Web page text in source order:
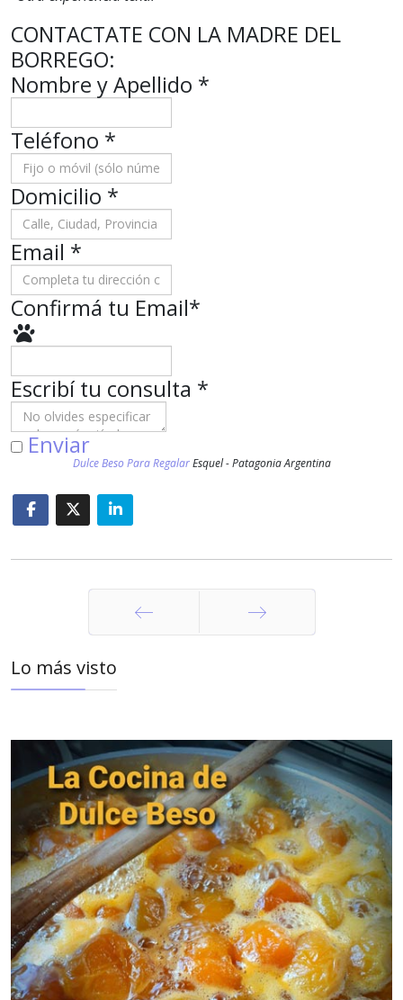
CONTACTATE CON LA MADRE DEL
BORREGO:
Nombre y Apellido *
Teléfono *
Domicilio *
Email *
Confirmá tu Email*
Escribí tu consulta *
Enviar
Dulce Beso Para RegalarEsquel - Patagonia Argentina
Lo más visto